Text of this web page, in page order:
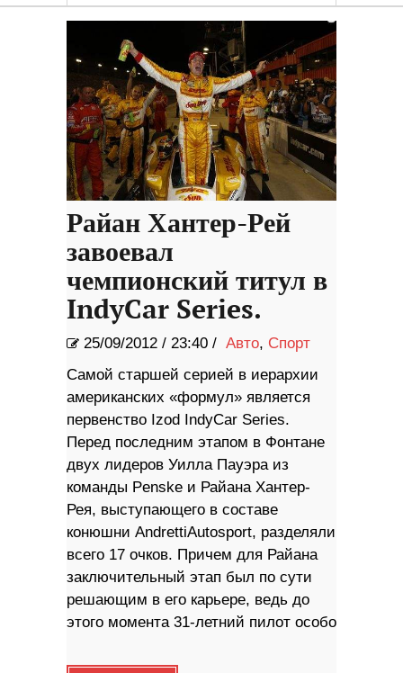
Райан Хантер-Рей
завоевал
чемпионский титул в
IndyCar Series.
25/09/2012 / 23:40 / Авто, Спорт
Самой старшей серией в иерархии
американских «формул» является
первенство Izod IndyСar Series.
Перед последним этапом в Фонтане
двух лидеров Уилла Пауэра из
команды Penske и Райана Хантер-
Рея, выступающего в составе
конюшни AndrettiAutosport, разделяли
всего 17 очков. Причем для Райана
заключительный этап был по сути
решающим в его карьере, ведь до
этого момента 31-летний пилот особо